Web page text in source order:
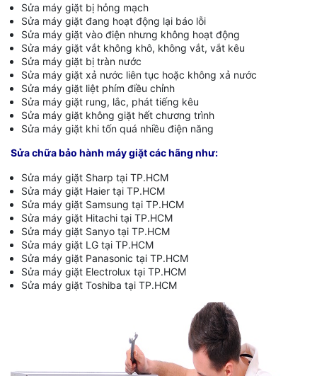
Sửa máy giặt bị hỏng mạch
Sửa máy giặt đang hoạt động lại báo lỗi
Sửa máy giặt vào điện nhưng không hoạt động
Sửa máy giặt vắt không khô, không vắt, vắt kêu
Sửa máy giặt bị tràn nước
Sửa máy giặt xả nước liên tục hoặc không xả nước
Sửa máy giặt liệt phím điều chỉnh
Sửa máy giặt rung, lắc, phát tiếng kêu
Sửa máy giặt không giặt hết chương trình
Sửa máy giặt khi tốn quá nhiều điện năng
Sửa chữa bảo hành máy giặt các hãng như:
Sửa máy giặt Sharp tại TP.HCM
Sửa máy giặt Haier tại TP.HCM
Sửa máy giặt Samsung tại TP.HCM
Sửa máy giặt Hitachi tại TP.HCM
Sửa máy giặt Sanyo tại TP.HCM
Sửa máy giặt LG tại TP.HCM
Sửa máy giặt Panasonic tại TP.HCM
Sửa máy giặt Electrolux tại TP.HCM
Sửa máy giặt Toshiba tại TP.HCM